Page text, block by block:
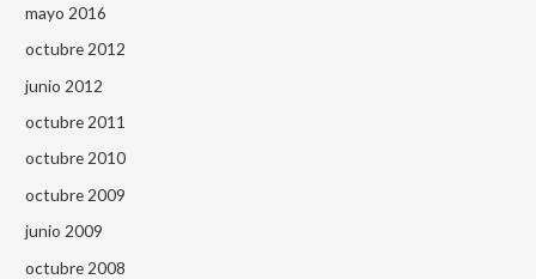
mayo 2016
octubre 2012
junio 2012
octubre 2011
octubre 2010
octubre 2009
junio 2009
octubre 2008